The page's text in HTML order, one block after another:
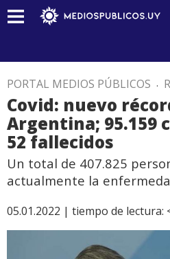
PORTAL MEDIOS PÚBLICOS .
Covid: nuevo
Argentina; 95.159
52 fallecidos
Un total de 407.825
actualmente la
05.01.2022 | tiempo de lectura: